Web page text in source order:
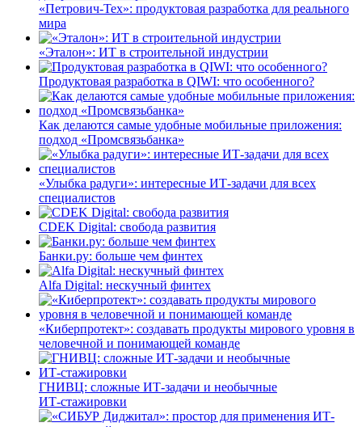
«Петрович-Тех»: продуктовая разработка для реального
мира
«Эталон»: ИТ в строительной индустрии
Продуктовая разработка в QIWI: что особенного?
Как делаются самые удобные мобильные приложения:
подход «Промсвязьбанка»
«Улыбка радуги»: интересные ИТ-задачи для всех
специалистов
CDEK Digital: свобода развития
Банки.ру: больше чем финтех
Alfa Digital: нескучный финтех
«Киберпротект»: создавать продукты мирового уровня в
человечной и понимающей команде
ГНИВЦ: сложные ИТ‑задачи и необычные
ИТ‑стажировки